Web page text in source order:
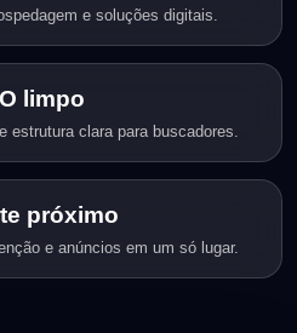
e soluções digitais.
limpo
estrutura clara para buscadores.
próximo
e anúncios em um só lugar.